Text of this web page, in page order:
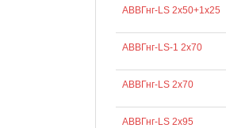
АВВГнг-LS 2х50+1х25
АВВГнг-LS-1 2х70
АВВГнг-LS 2х70
АВВГнг-LS 2х95